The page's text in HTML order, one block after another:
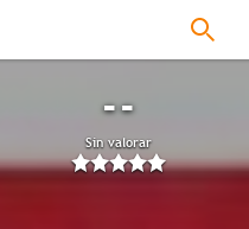
--
Sin valorar